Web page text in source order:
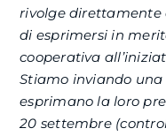
rivolge direttamente
di esprimersi in
cooperativa
Stiamo inviando
esprimano la loro
20 settembre